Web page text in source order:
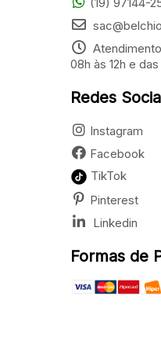
08h às 12h e
Redes
Instagram
Facebook
TikTok
Pinterest
Linkedin
Formas de